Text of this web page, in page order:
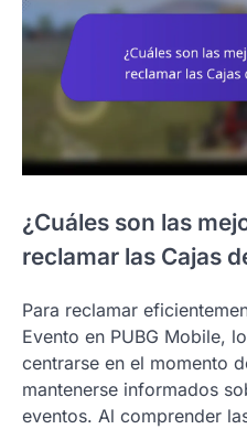
¿Cuáles son las
reclamar las Cajas
Para reclamar
Evento en PUBG Mobile,
centrarse en el momento
mantenerse informados
eventos. Al comprender